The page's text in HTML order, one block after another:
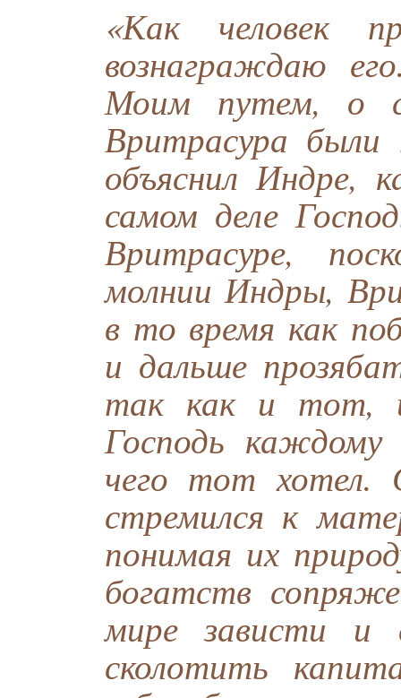
«Как человек
вознаграждаю
Моим путем, о
Вритрасура были
объяснил Индре,
самом деле
Вритрасуре,
молнии Индры,
в то время как
и дальше
так как и тот,
Господь
чего тот хотел.
стремился к
понимая их
богатств
мире зависти и
сколотить